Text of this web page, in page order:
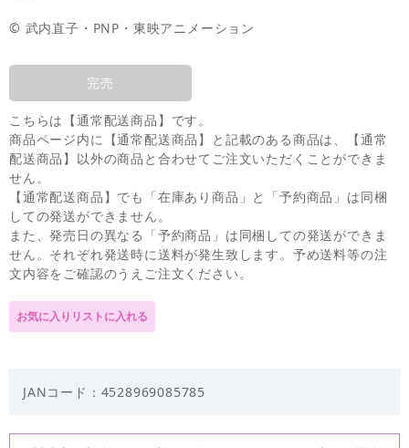
© 武内直子・PNP・東映アニメーション
完売
こちらは【通常配送商品】です。
商品ページ内に【通常配送商品】と記載のある商品は、【通常
配送商品】以外の商品と合わせてご注文いただくことができま
せん。
【通常配送商品】でも「在庫あり商品」と「予約商品」は同梱
しての発送ができません。
また、発売日の異なる「予約商品」は同梱しての発送ができま
せん。それぞれ発送時に送料が発生致します。予め送料等の注
文内容をご確認のうえご注文ください。
JANコード：4528969085785